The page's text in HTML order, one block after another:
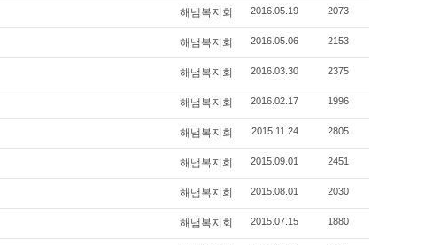
해냄복지회 2016.05.19 2073
해냄복지회 2016.05.06 2153
해냄복지회 2016.03.30 2375
해냄복지회 2016.02.17 1996
해냄복지회 2015.11.24 2805
해냄복지회 2015.09.01 2451
해냄복지회 2015.08.01 2030
해냄복지회 2015.07.15 1880